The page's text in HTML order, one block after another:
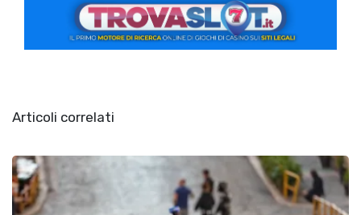
Articoli correlati